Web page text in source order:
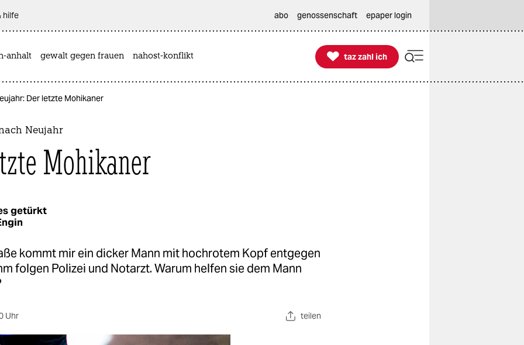
hilfe abo genossenschaft epaper login
anhalt gewalt gegen frauen nahost-konflikt 
taz zahl ich
taz zahl ich
Der letzte Mohikaner
Neujahr
Mohikaner
getürkt
kommt mir ein dicker Mann mit hochrotem Kopf entgegen
folgen Polizei und Notarzt. Warum helfen sie dem Mann
Uhr teilen